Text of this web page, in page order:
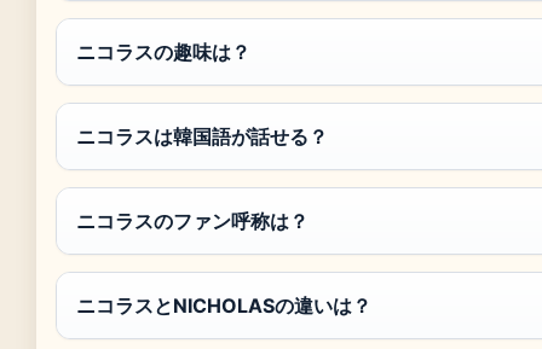
ニコラスの趣味は？
ニコラスは韓国語が話せる？
ニコラスのファン呼称は？
ニコラスとNICHOLASの違いは？